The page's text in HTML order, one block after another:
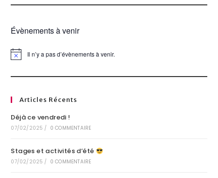
Évènements à venir
N
e
Il n’y a pas d’évènements à venir.
Articles Récents
Déjà ce vendredi !
07/02/2025 / 0 COMMENTAIRE
Stages et activités d’été
07/02/2025 / 0 COMMENTAIRE